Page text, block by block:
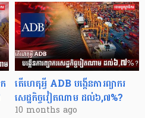
តើហេតុអ្វី ADB បង្កើនការព្យាករ
សេដ្ឋកិច្ចវៀតណាម ដល់៦,៧%?
10 months ago